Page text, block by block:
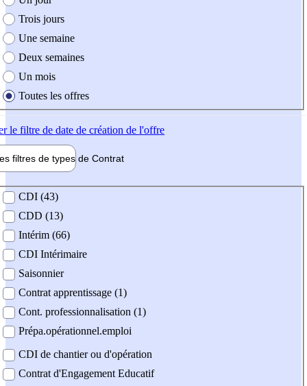
Trois jours
Une semaine
Deux semaines
Un mois
Toutes les offres
le filtre de date de création de l'offre
filtres de types de Contrat
contrat
CDI (43)
CDD (13)
Intérim (66)
CDI Intérimaire
Saisonnier
Contrat apprentissage (1)
Cont. professionnalisation (1)
Prépa.opérationnel.emploi
CDI de chantier ou d'opération
Contrat d'Engagement Educatif